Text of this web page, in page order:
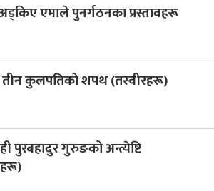
एमाले पुनर्गठनका प्रस्तावहरू
तीन कुलपतिको शपथ (तस्वीरहरू)
पुरबहादुर गुरुङको अन्त्येष्टि